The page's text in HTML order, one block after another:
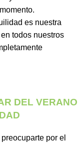
es nuestra
todos nuestros
DEL VERANO
por el